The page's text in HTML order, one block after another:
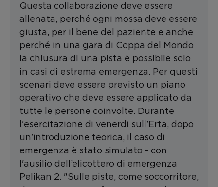
Questa collaborazione deve essere
allenata, perché ogni mossa deve essere
giusta, per il bene del paziente e anche
perché in una gara di Coppa del Mondo
la chiusura di una pista è possibile solo
in casi di estrema emergenza. Per questi
scenari deve essere previsto un piano
operativo che deve essere applicato da
tutte le persone coinvolte. Durante
l'esercitazione di venerdì sull'Erta, dopo
un'introduzione teorica, il caso di
emergenza è stato simulato - con
l'ausilio dell’elicottero di emergenza
Pelikan 2. "Sulle piste, come soccorritore,